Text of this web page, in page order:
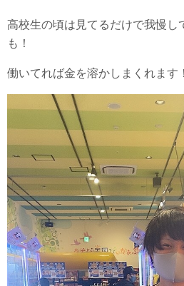
高校生の頃は見てるだけで我慢し
も！
働いてれば金を溶かしまくれます！